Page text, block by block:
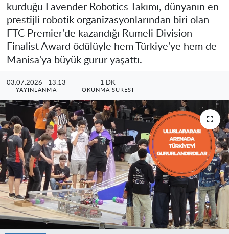
kurduğu Lavender Robotics Takımı, dünyanın en
prestijli robotik organizasyonlarından biri olan
FTC Premier'de kazandığı Rumeli Division
Finalist Award ödülüyle hem Türkiye'ye hem de
Manisa'ya büyük gurur yaşattı.
03.07.2026 - 13:13
YAYINLANMA
1 DK
OKUNMA SÜRESI
Resmi İlanlar
Haber Arşivi